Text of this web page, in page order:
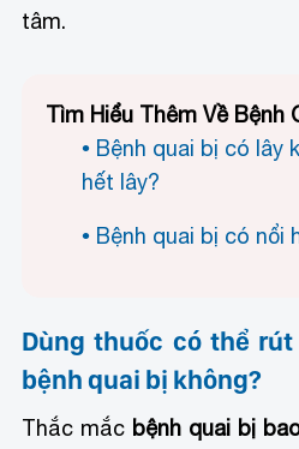
tâm.
Tìm Hiểu Thêm Về Bệnh
Bệnh quai bị có lây
hết lây?
Bệnh quai bị có nổi
Dùng thuốc có thể
bệnh quai bị không?
Thắc mắc bệnh quai bị